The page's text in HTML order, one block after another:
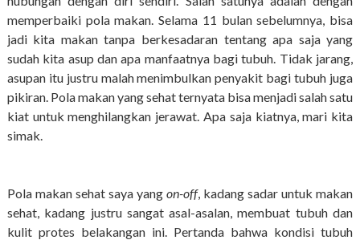
memperbaiki pola makan. Selama 11 bulan sebelumnya, bisa
jadi kita makan tanpa berkesadaran tentang apa saja yang
sudah kita asup dan apa manfaatnya bagi tubuh. Tidak jarang,
asupan itu justru malah menimbulkan penyakit bagi tubuh juga
pikiran. Pola makan yang sehat ternyata bisa menjadi salah satu
kiat untuk menghilangkan jerawat. Apa saja kiatnya, mari kita
simak.
Pola makan sehat saya yang on-off, kadang sadar untuk makan
sehat, kadang justru sangat asal-asalan, membuat tubuh dan
kulit protes belakangan ini. Pertanda bahwa kondisi tubuh